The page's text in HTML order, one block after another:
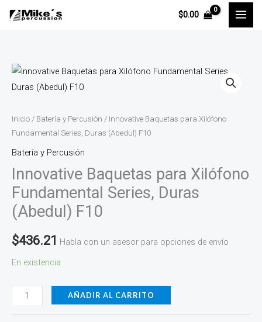
$0.00
Inicio / Batería y Percusión / Innovative Baquetas para Xilófono
Fundamental Series, Duras (Abedul) F10
Batería y Percusión
Innovative Baquetas para Xilófono
Fundamental Series, Duras
(Abedul) F10
$436.21 Habla con un asesor para opciones de envío
En existencia
Innovative
Baquetas
Xilófono
Fundamental
Series,
Duras
(Abedul)
F10
cantidad
AÑADIR AL CARRITO